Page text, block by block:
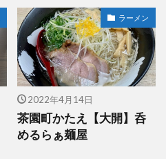
ラーメン
2022年4月14日
茶園町かたえ【大開】呑
めるらぁ麺屋